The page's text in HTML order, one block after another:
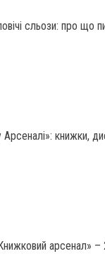
сльози: про що
книжки,
арсенал»